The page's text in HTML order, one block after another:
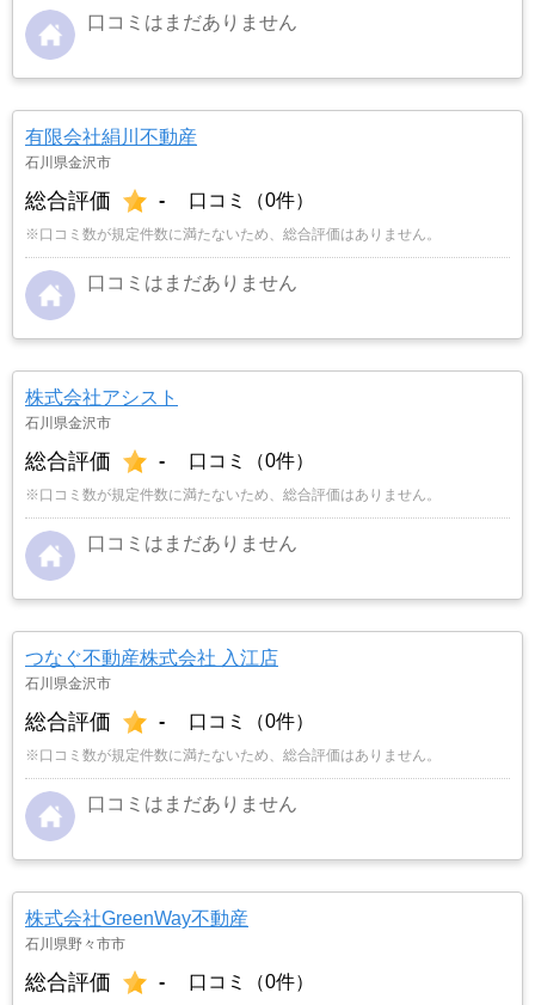
口コミはまだありません
有限会社絹川不動産
石川県金沢市
総合評価 - 口コミ（0件）
※口コミ数が規定件数に満たないため、総合評価はありません。
口コミはまだありません
株式会社アシスト
石川県金沢市
総合評価 - 口コミ（0件）
※口コミ数が規定件数に満たないため、総合評価はありません。
口コミはまだありません
つなぐ不動産株式会社 入江店
石川県金沢市
総合評価 - 口コミ（0件）
※口コミ数が規定件数に満たないため、総合評価はありません。
口コミはまだありません
株式会社GreenWay不動産
石川県野々市市
総合評価 - 口コミ（0件）